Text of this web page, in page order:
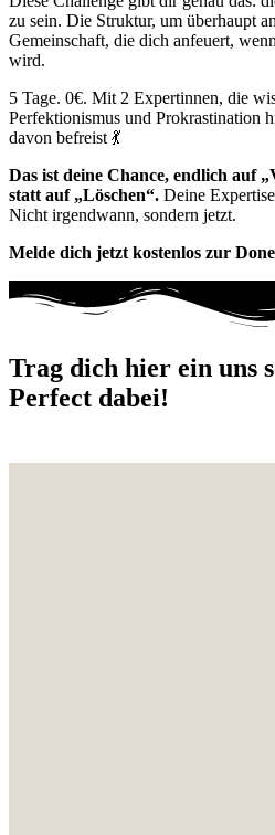
zu sein. Die Struktur, um überhaupt
Gemeinschaft, die dich anfeuert,
wird.
5 Tage. 0€. Mit 2 Expertinnen, die
Perfektionismus und Prokrastination
davon befreist 💃
Das ist deine Chance, endlich auf
statt auf „Löschen“. Deine
Nicht irgendwann, sondern jetzt.
Melde dich jetzt kostenlos zur
Trag dich hier ein uns
Perfect dabei!